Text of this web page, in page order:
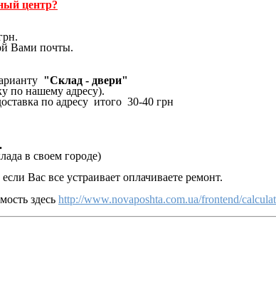
центр?
Вами почты.
"Склад - двери"
по нашему адресу).
по адресу итого 30-40 грн
в своем городе)
Вас все устраивает оплачиваете ремонт.
здесь http://www.novaposhta.com.ua/frontend/